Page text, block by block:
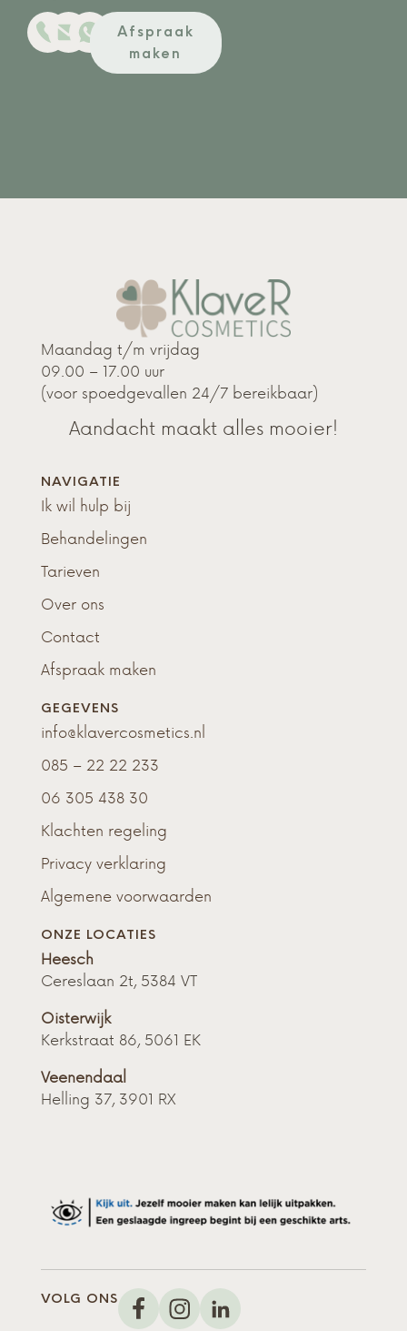
Afspraak
maken
Maandag t/m vrijdag
09.00 – 17.00 uur
(voor spoedgevallen 24/7 bereikbaar)
Aandacht maakt alles mooier!
NAVIGATIE
Ik wil hulp bij
Behandelingen
Tarieven
Over ons
Contact
Afspraak maken
GEGEVENS
info@klavercosmetics.nl
085 – 22 22 233
06 305 438 30
Klachten regeling
Privacy verklaring
Algemene voorwaarden
ONZE LOCATIES
Heesch
Cereslaan 2t, 5384 VT
Oisterwijk
Kerkstraat 86, 5061 EK
Veenendaal
Helling 37, 3901 RX
VOLG ONS